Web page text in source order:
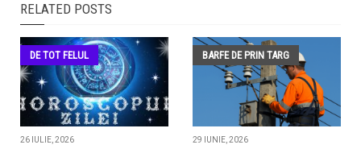
RELATED POSTS
DE TOT FELUL
26 IULIE, 2026
BARFE DE PRIN TARG
29 IUNIE, 2026